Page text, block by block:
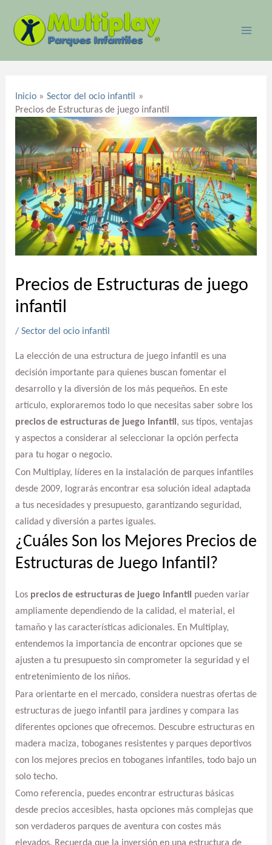
contenido
Inicio
Sector del ocio infantil
Precios de Estructuras de juego infantil
Precios de Estructuras de juego
infantil
/ Sector del ocio infantil
La elección de una estructura de juego infantil es una
decisión importante para quienes buscan fomentar el
desarrollo y la diversión de los más pequeños. En este
artículo, exploraremos todo lo que necesitas saber sobre los
precios de estructuras de juego infantil , sus tipos, ventajas
y aspectos a considerar al seleccionar la opción perfecta
para tu hogar o negocio.
Con Multiplay, líderes en la instalación de parques infantiles
desde 2009, lograrás encontrar esa solución ideal adaptada
a tus necesidades y presupuesto, garantizando seguridad,
calidad y diversión a partes iguales.
¿Cuáles Son los Mejores Precios de
Estructuras de Juego Infantil?
Los precios de estructuras de juego infantil pueden variar
ampliamente dependiendo de la calidad, el material, el
tamaño y las características adicionales. En Multiplay,
entendemos la importancia de encontrar opciones que se
ajusten a tu presupuesto sin comprometer la seguridad y el
entretenimiento de los niños.
Para orientarte en el mercado, considera nuestras ofertas de
estructuras de juego infantil para jardines y compara las
diferentes opciones que ofrecemos. Descubre estructuras en
madera maciza, toboganes resistentes y parques deportivos
con los mejores precios en toboganes infantiles, todo bajo un
solo techo.
Como referencia, puedes encontrar estructuras básicas
desde precios accesibles, hasta opciones más complejas que
son verdaderos parques de aventura con costes más
entradas